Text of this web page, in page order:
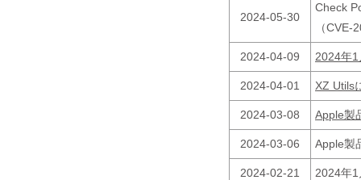
2024-05-30
Check
（
2024-04-09 2024年
2024-04-01 XZ Utils
2024-03-08 Apple製
2024-03-06 Apple製
2024-02-21 2024年